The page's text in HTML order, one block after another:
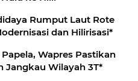
Rumput Laut Rote
dan Hilirisasi*
Wapres Pastikan
Jangkau Wilayah 3T*